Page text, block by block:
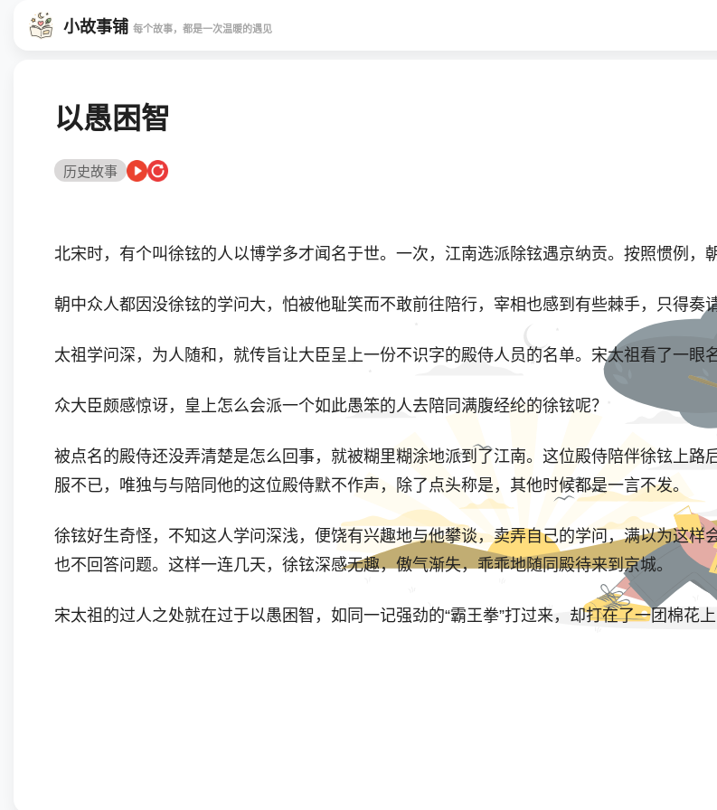
小故事铺 每个故事，都是一次温暖的遇见
以愚困智
历史故事
北宋时，有个叫徐铉的人以博学多才闻名于世。一次，江南选派除铉遇京纳贡。按照惯例，
朝中众人都因没徐铉的学问大，怕被他耻笑而不敢前往陪行，宰相也感到有些棘手，只得奏
太祖学问深，为人随和，就传旨让大臣呈上一份不识字的殿侍人员的名单。宋太祖看了一眼
众大臣颇感惊讶，皇上怎么会派一个如此愚笨的人去陪同满腹经纶的徐铉呢？
被点名的殿侍还没弄清楚是怎么回事，就被糊里糊涂地派到了江南。这位殿侍陪伴徐铉上
服不已，唯独与与陪同他的这位殿侍默不作声，除了点头称是，其他时候都是一言不发。
徐铉好生奇怪，不知这人学问深浅，便饶有兴趣地与他攀谈，卖弄自己的学问，满以为这样
也不回答问题。这样一连几天，徐铉深感无趣，傲气渐失，乖乖地随同殿待来到京城。
宋太祖的过人之处就在过于以愚困智，如同一记强劲的“霸王拳”打过来，却打在了一团棉花